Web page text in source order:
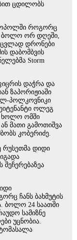
ცდილობს
როგორც
ბოლო ორ დღეში,
დრონები
დაბომბვის
Storm
დაჭრა და
ზაპორიჟიაში
პოლკოვნიკი
ოლეგ
ხოლო ომში
მათი გამოთიშვა
კობერიძე.
რუსეთმა დიდი
ჩანს ბახმუტის
ბოლო 24 საათში
სამიზნე
უცნობია.